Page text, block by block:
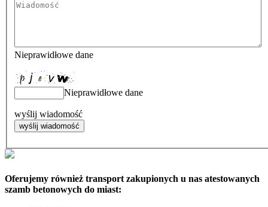
Nieprawidłowe dane
Nieprawidłowe dane
wyślij wiadomość
Oferujemy również transport zakupionych u nas atestowanych
szamb betonowych do miast: